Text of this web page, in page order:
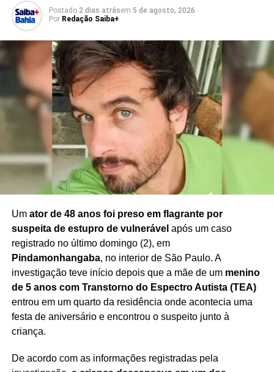
Postado 2 dias atrásem 5 de agosto, 2026
Por Redação Saiba+
Um ator de 48 anos foi preso em flagrante por
suspeita de estupro de vulnerável após um caso
registrado no último domingo (2), em
Pindamonhangaba, no interior de São Paulo. A
investigação teve início depois que a mãe de um menino
de 5 anos com Transtorno do Espectro Autista (TEA)
entrou em um quarto da residência onde acontecia uma
festa de aniversário e encontrou o suspeito junto à
criança.
De acordo com as informações registradas pela